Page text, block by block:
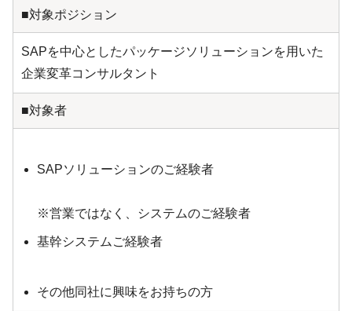
■対象ポジション
SAPを中心としたパッケージソリューションを用いた
企業変革コンサルタント
■対象者
SAPソリューションのご経験者
※営業ではなく、システムのご経験者
基幹システムご経験者
その他同社に興味をお持ちの方